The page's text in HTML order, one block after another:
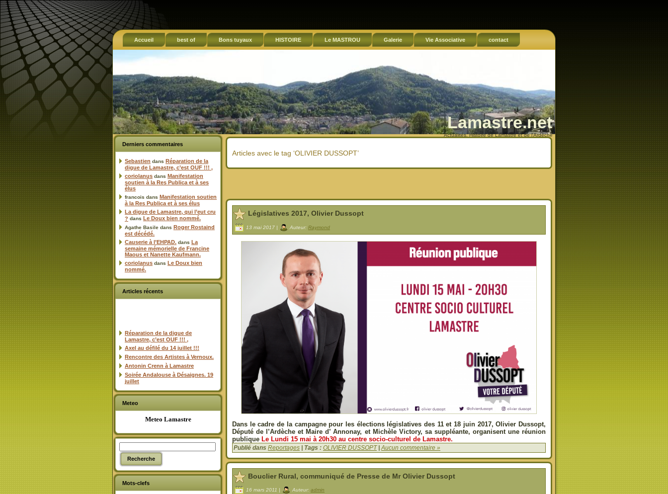
Accueil best of Bons tuyaux HISTOIRE Le MASTROU Galerie Vie Associative contact
Lamastre.net
Actualités, Histoire de Lamastre et de l'Ardèche
Derniers commentaires
Sebastien dans Réparation de la
digue de Lamastre, c’est OUF !!! ,
coriolanus dans Manifestation
soutien à la Res Publica et à ses
élus
francois dans Manifestation soutien
à la Res Publica et à ses élus
La digue de Lamastre, qui l’eut cru
? dans Le Doux bien nommé.
Agathe Basile dans Roger Rostaind
est décédé.
Causerie à l’EHPAD. dans La
semaine mémorielle de Francine
Maous et Nanette Kaufmann.
coriolanus dans Le Doux bien
nommé.
Articles récents
Réparation de la digue de
Lamastre, c’est OUF !!! ,
Axel au défilé du 14 juillet !!!
Rencontre des Artistes à Vernoux.
Antonin Crenn à Lamastre
Soirée Andalouse à Désaignes. 19
juillet
Meteo
Meteo Lamastre
Mots-clefs
Articles avec le tag ‘OLIVIER DUSSOPT’
Législatives 2017, Olivier Dussopt
13 mai 2017 | Auteur: Raymond
Dans le cadre de la campagne pour les élections législatives des 11 et 18 juin 2017, Olivier Dussopt,
Député de l’Ardèche et Maire d’ Annonay, et Michèle Victory, sa suppléante, organisent une réunion
publique Le Lundi 15 mai à 20h30 au centre socio-culturel de Lamastre.
Publié dans Reportages | Tags : OLIVIER DUSSOPT|Aucun commentaire »
Bouclier Rural, communiqué de Presse de Mr Olivier Dussopt
16 mars 2011 | Auteur: admin